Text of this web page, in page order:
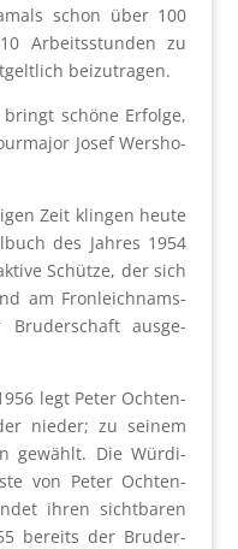
schon über 100
Arbeits­stun­den zu
bei­zu­tra­gen.
schö­ne Erfol­ge,
Josef Wer­sho­
Zeit klin­gen heu­te
des Jah­res 1954
Schüt­ze, der sich
am Fron­leich­nams­
aus­ge­
legt Peter Och­ten­
nie­der; zu sei­nem
gewählt. Die Wür­di­
von Peter Och­ten­
ihren sicht­ba­ren
bereits der Bru­der­